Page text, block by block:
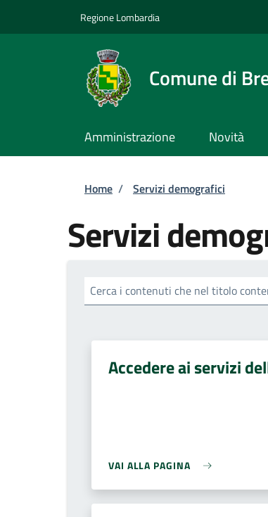
Regione Lombardia
Comune di
Amministrazione Novità
Briciole di pane
Home / Servizi demografici
Servizi
Cerca i contenuti che nel titolo
Accedere ai servizi
VAI ALLA PAGINA